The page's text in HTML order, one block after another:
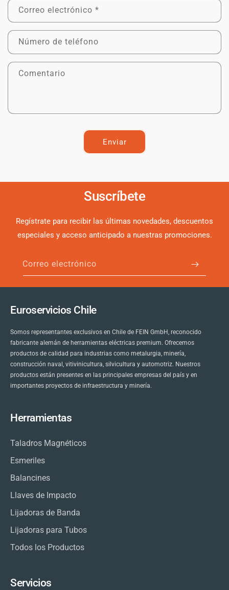
r
o
c
Correo electrónico *
Número de teléfono
Comentario
Enviar
Suscríbete
Regístrate para recibir las últimas novedades, descuentos
especiales y acceso anticipado a nuestras promociones.
Correo electrónico
Euroservicios Chile
Somos representantes exclusivos en Chile de FEIN GmbH, reconocido
fabricante alemán de herramientas eléctricas premium. Ofrecemos
productos de calidad para industrias como metalurgia, minería,
construcción naval, vitivinicultura, silvicultura y automotriz. Nuestros
productos están presentes en las principales empresas del país y en
importantes proyectos de infraestructura y minería.
Herramientas
Taladros Magnéticos
Esmeriles
Balancines
Llaves de Impacto
Lijadoras de Banda
Lijadoras para Tubos
Todos los Productos
Servicios